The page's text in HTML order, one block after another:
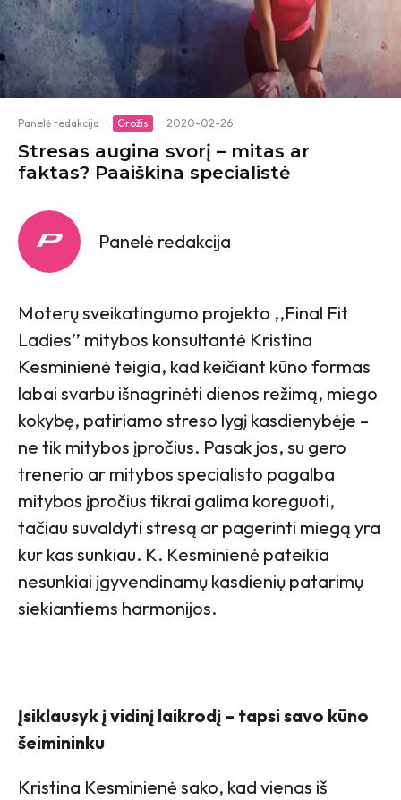
Panelė redakcija · Grožis · 2020-02-26
Stresas augina svorį – mitas ar
faktas? Paaiškina specialistė
Panelė redakcija
Moterų sveikatingumo projekto ,,Final Fit
Ladies’’ mitybos konsultantė Kristina
Kesminienė teigia, kad keičiant kūno formas
labai svarbu išnagrinėti dienos režimą, miego
kokybę, patiriamo streso lygį kasdienybėje –
ne tik mitybos įpročius. Pasak jos, su gero
trenerio ar mitybos specialisto pagalba
mitybos įpročius tikrai galima koreguoti,
tačiau suvaldyti stresą ar pagerinti miegą yra
kur kas sunkiau. K. Kesminienė pateikia
nesunkiai įgyvendinamų kasdienių patarimų
siekiantiems harmonijos.
Įsiklausyk į vidinį laikrodį – tapsi savo kūno
šeimininku
Kristina Kesminienė sako, kad vienas iš